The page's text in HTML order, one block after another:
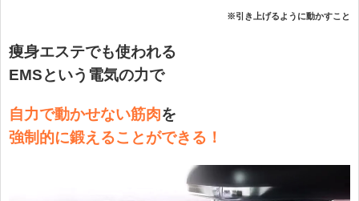
※引き上げるように動かすこと
痩身エステでも使われる
EMSという電気の力で
自力で動かせない筋肉を
強制的に鍛えることができる！